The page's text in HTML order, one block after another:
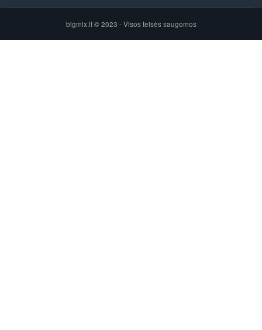
bigmix.lt © 2023 - Visos teisės saugomos